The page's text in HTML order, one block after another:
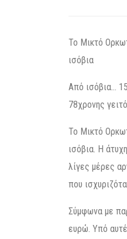
Το Μικτό
ισόβια
Από ισόβια…
78χρονης
Το Μικτό
ισόβια. Η
λίγες μέρες
που
Σύμφωνα με
ευρώ. Υπό